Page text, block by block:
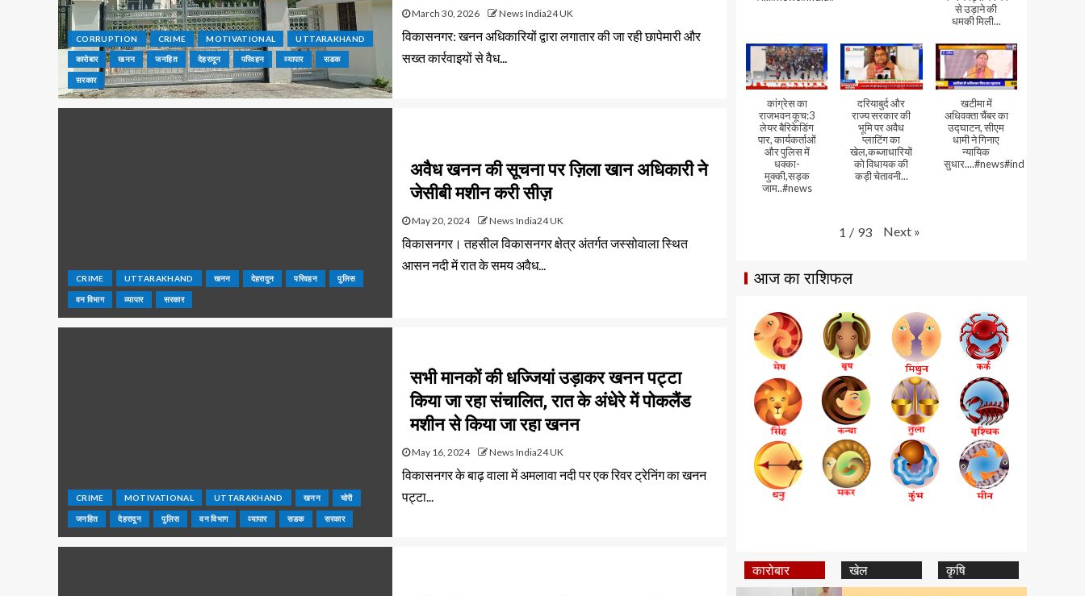
CORRUPTION CRIME MOTIVATIONAL UTTARAKHAND
कारोबार खनन जनहित देहरादून परिवहन व्यापार सडक
सरकार
March 30, 2026 News India24 UK
विकासनगर: खनन अधिकारियों द्वारा लगातार की जा रही छापेमारी और
सख्त कार्रवाइयों से वैध...
CRIME UTTARAKHAND खनन देहरादून परिवहन पुलिस
वन विभाग व्यापार सरकार
अवैध खनन की सूचना पर ज़िला खान अधिकारी ने
जेसीबी मशीन करी सीज़
May 20, 2024 News India24 UK
विकासनगर। तहसील विकासनगर क्षेत्र अंतर्गत जस्सोवाला स्थित
आसन नदी में रात के समय अवैध...
CRIME MOTIVATIONAL UTTARAKHAND खनन चोरी
जनहित देहरादून पुलिस वन विभाग व्यापार सडक सरकार
सभी मानकों की धज्जियां उड़ाकर खनन पट्टा
किया जा रहा संचालित, रात के अंधेरे में पोकलैंड
मशीन से किया जा रहा खनन
May 16, 2024 News India24 UK
विकासनगर के बाढ़ वाला में अमलावा नदी पर एक रिवर ट्रेनिंग का खनन
पट्टा...
से उड़ाने की
धमकी मिली...
कांग्रेस का
राजभवन कूच:3
लेयर बैरिकेडिंग
पार, कार्यकर्ताओं
और पुलिस में
धक्का-
मुक्की,सड़क
जाम..#news
दरियाबुर्द और
राज्य सरकार की
भूमि पर अवैध
प्लाटिंग का
खेल,कब्जाधारियों
को विधायक की
कड़ी चेतावनी...
खटीमा में
अधिवक्ता चैंबर का
उद्घाटन, सीएम
धामी ने गिनाए
न्यायिक
सुधार....#news#india#video
1 / 93 Next »
आज का राशिफल
कारोबार खेल कृषि